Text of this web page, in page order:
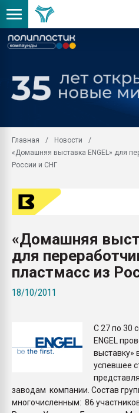
Главная
Новости
«Домашняя выставка ENGEL» для
России и СНГ
«Домашняя
для
пластмасс из
18/10/2011
С 27 по 30
ENGEL
выставку»
успевшее
заводам компании. Состав
многочисленным: 86